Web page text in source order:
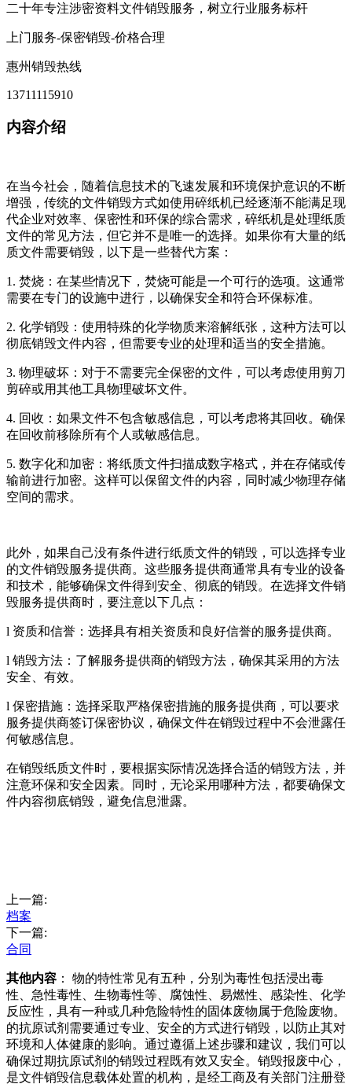
二十年专注涉密资料文件销毁服务，树立行业服务标杆
上门服务-保密销毁-价格合理
惠州销毁热线
13711115910
内容介绍
在当今社会，随着信息技术的飞速发展和环境保护意识的不断
增强，传统的文件销毁方式如使用碎纸机已经逐渐不能满足现
代企业对效率、保密性和环保的综合需求，碎纸机是处理纸质
文件的常见方法，但它并不是唯一的选择。如果你有大量的纸
质文件需要销毁，以下是一些替代方案：
1. 焚烧：在某些情况下，焚烧可能是一个可行的选项。这通常
需要在专门的设施中进行，以确保安全和符合环保标准。
2. 化学销毁：使用特殊的化学物质来溶解纸张，这种方法可以
彻底销毁文件内容，但需要专业的处理和适当的安全措施。
3. 物理破坏：对于不需要完全保密的文件，可以考虑使用剪刀
剪碎或用其他工具物理破坏文件。
4. 回收：如果文件不包含敏感信息，可以考虑将其回收。确保
在回收前移除所有个人或敏感信息。
5. 数字化和加密：将纸质文件扫描成数字格式，并在存储或传
输前进行加密。这样可以保留文件的内容，同时减少物理存储
空间的需求。
此外，如果自己没有条件进行纸质文件的销毁，可以选择专业
的文件销毁服务提供商。这些服务提供商通常具有专业的设备
和技术，能够确保文件得到安全、彻底的销毁。在选择文件销
毁服务提供商时，要注意以下几点：
l 资质和信誉：选择具有相关资质和良好信誉的服务提供商。
l 销毁方法：了解服务提供商的销毁方法，确保其采用的方法
安全、有效。
l 保密措施：选择采取严格保密措施的服务提供商，可以要求
服务提供商签订保密协议，确保文件在销毁过程中不会泄露任
何敏感信息。
在销毁纸质文件时，要根据实际情况选择合适的销毁方法，并
注意环保和安全因素。同时，无论采用哪种方法，都要确保文
件内容彻底销毁，避免信息泄露。
上一篇:
档案
下一篇:
合同
其他内容 ： 物的特性常见有五种，分别为毒性包括浸出毒
性、急性毒性、生物毒性等、腐蚀性、易燃性、感染性、化学
反应性，具有一种或几种危险特性的固体废物属于危险废物。
的抗原试剂需要通过专业、安全的方式进行销毁，以防止其对
环境和人体健康的影响。通过遵循上述步骤和建议，我们可以
确保过期抗原试剂的销毁过程既有效又安全。销毁报废中心，
是文件销毁信息载体处置的机构，是经工商及有关部门注册登